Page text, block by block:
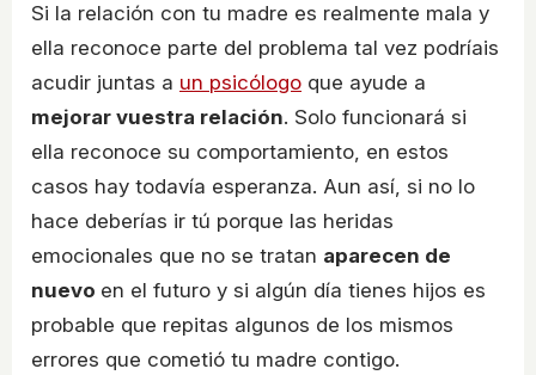
Si la relación con tu madre es realmente mala y
ella reconoce parte del problema tal vez podríais
acudir juntas a un psicólogo que ayude a
mejorar vuestra relación. Solo funcionará si
ella reconoce su comportamiento, en estos
casos hay todavía esperanza. Aun así, si no lo
hace deberías ir tú porque las heridas
emocionales que no se tratan aparecen de
nuevo en el futuro y si algún día tienes hijos es
probable que repitas algunos de los mismos
errores que cometió tu madre contigo.